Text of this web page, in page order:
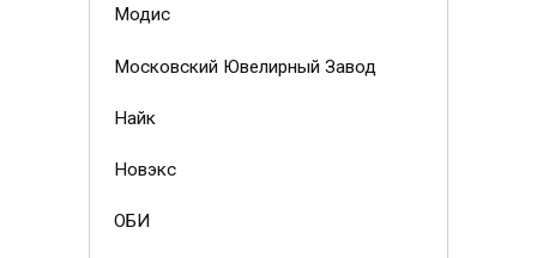
Модис
Московский Ювелирный Завод
Найк
Новэкс
ОБИ